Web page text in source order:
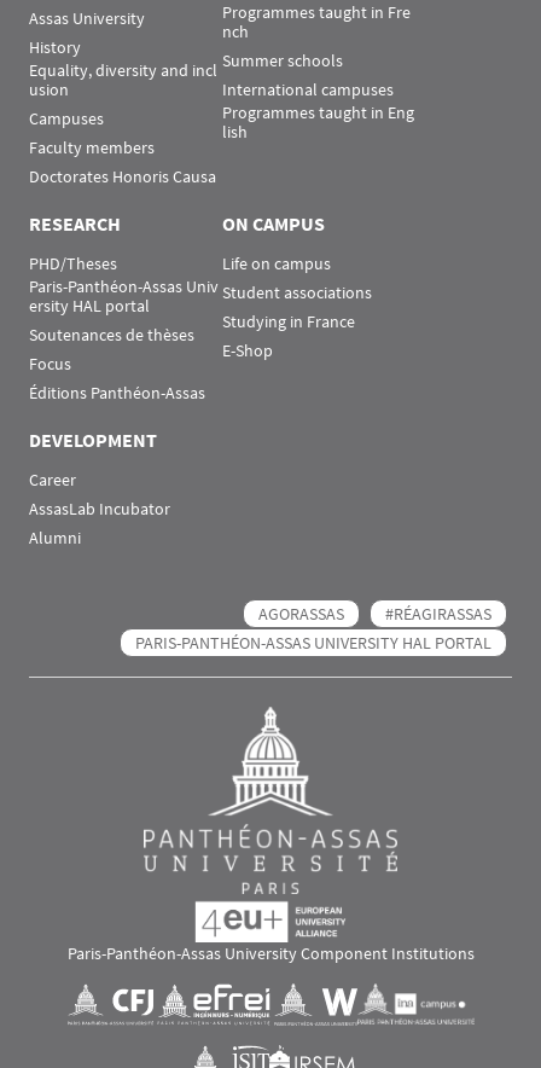
Assas University
History
Equality, diversity and incl
usion
Campuses
Faculty members
Doctorates Honoris Causa
Programmes taught in Fre
nch
Summer schools
International campuses
Programmes taught in Eng
lish
RESEARCH
PHD/Theses
Paris-Panthéon-Assas Univ
ersity HAL portal
Soutenances de thèses
Focus
Éditions Panthéon-Assas
ON CAMPUS
Life on campus
Student associations
Studying in France
E-Shop
DEVELOPMENT
Career
AssasLab Incubator
Alumni
AGORASSAS
#RÉAGIRASSAS
PARIS-PANTHÉON-ASSAS UNIVERSITY HAL PORTAL
Paris-Panthéon-Assas University Component Institutions
Visuel svgVisuel svg Visuel svgVisuel svg
Visuel svgVisuel svg